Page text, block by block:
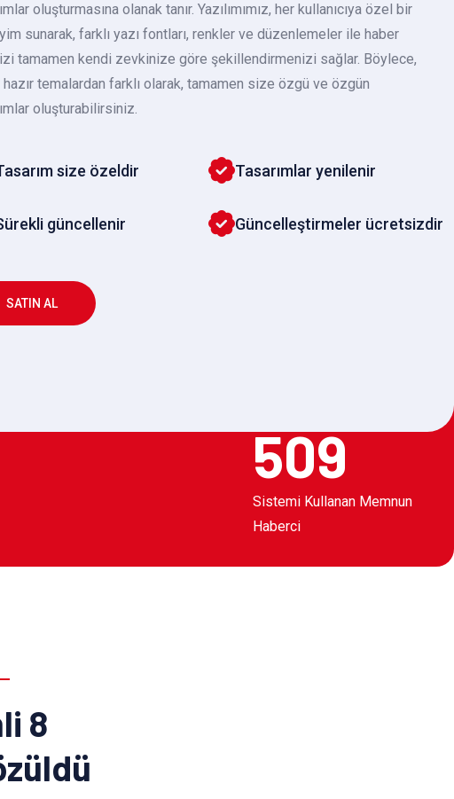
oluşturmasına olanak tanır. Yazılımımız, her kullanıcıya özel bir
sunarak, farklı yazı fontları, renkler ve düzenlemeler ile haber
tamamen kendi zevkinize göre şekillendirmenizi sağlar. Böylece,
temalardan farklı olarak, tamamen size özgü ve özgün
oluşturabilirsiniz.
size özeldir
güncellenir
Tasarımlar yenilenir
Güncelleştirmeler ücretsizdir
SATIN AL
509
Sistemi Kullanan Memnun
Haberci
8